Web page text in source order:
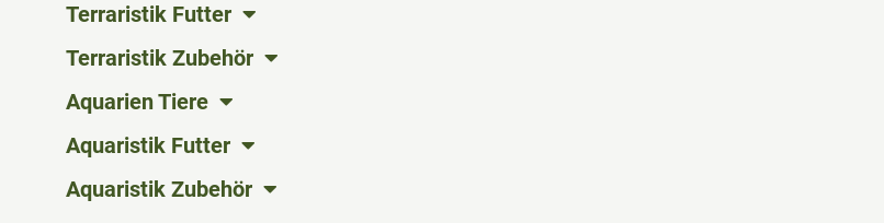
Terraristik Futter
Terraristik Zubehör
Aquarien Tiere
Aquaristik Futter
Aquaristik Zubehör